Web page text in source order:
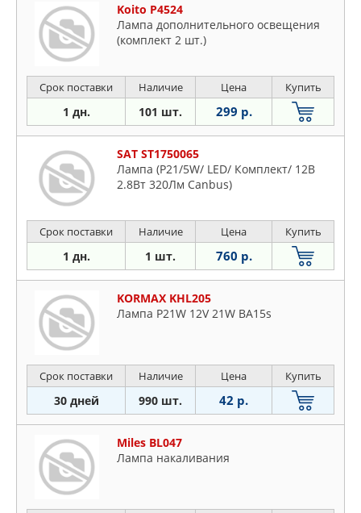
Koito P4524
Лампа дополнительного освещения
(комплект 2 шт.)
Срок поставки Наличие Цена Купить
1 дн. 101 шт. 299 р.
SAT ST1750065
Лампа (P21/5W/ LED/ Комплект/ 12В
2.8Вт 320Лм Canbus)
Срок поставки Наличие Цена Купить
1 дн. 1 шт. 760 р.
KORMAX KHL205
Лампа P21W 12V 21W BA15s
Срок поставки Наличие Цена Купить
30 дней 990 шт. 42 р.
Miles BL047
Лампа накаливания